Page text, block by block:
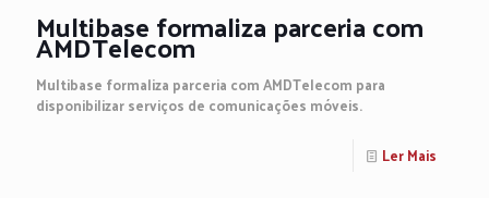
Multibase formaliza parceria com
AMDTelecom
Multibase formaliza parceria com AMDTelecom para
disponibilizar serviços de comunicações móveis.
Ler Mais